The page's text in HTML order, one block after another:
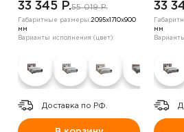
33 345 P.55 019 P.
Габаритные размеры:2095х1710х900
мм
Варианты исполнения (цвет):
Доставка по РФ.
33
мм